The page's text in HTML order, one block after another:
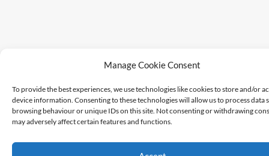
Manage Cookie Consent
To provide the best experiences, we use technologies like cookies to store and/or
device information. Consenting to these technologies will allow us to process data
browsing behaviour or unique IDs on this site. Not consenting or withdrawing
may adversely affect certain features and functions.